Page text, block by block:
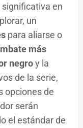
en
un
para aliarse o
más
negroy la
de la serie,
opciones de
serán
el estándar de